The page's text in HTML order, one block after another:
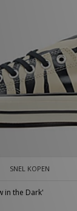
SNEL KOPEN
in the Dark'